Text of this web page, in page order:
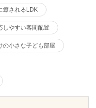
癒されるLDK
しやすい客間配置
の小さな子ども部屋